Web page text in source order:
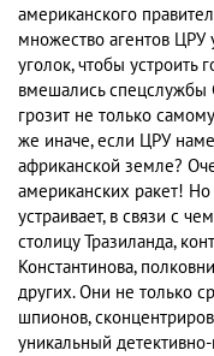
американского
множество агентов ЦРУ
уголок, чтобы устроить
вмешались спецслужбы
грозит не только
же иначе, если ЦРУ
африканской земле?
американских ракет! Но
устраивает, в связи с
столицу Тразиланда,
Константинова,
других. Они не только
шпионов,
уникальный